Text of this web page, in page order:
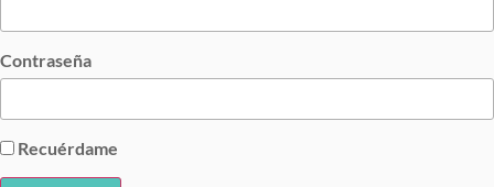
Contraseña
Recuérdame